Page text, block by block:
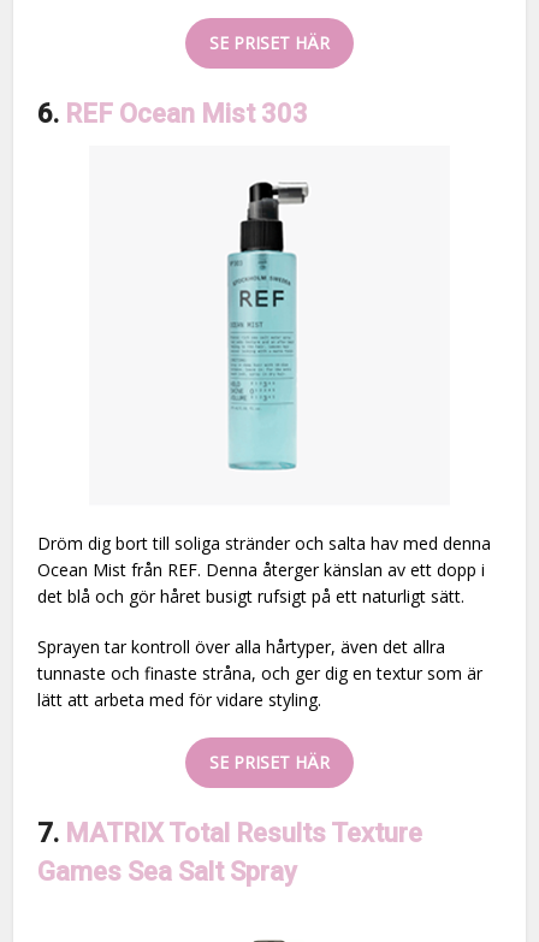
SE PRISET HÄR
6. REF Ocean Mist 303
Dröm dig bort till soliga stränder och salta hav med denna
Ocean Mist från REF. Denna återger känslan av ett dopp i
det blå och gör håret busigt rufsigt på ett naturligt sätt.
Sprayen tar kontroll över alla hårtyper, även det allra
tunnaste och finaste stråna, och ger dig en textur som är
lätt att arbeta med för vidare styling.
SE PRISET HÄR
7. MATRIX Total Results Texture
Games Sea Salt Spray